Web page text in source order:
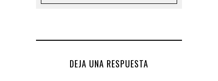
DEJA UNA RESPUESTA